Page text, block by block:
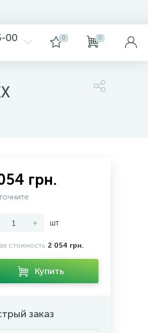
00 0 0
грн.
+ шт
стоимость 2 054 грн.
Купить
заказ